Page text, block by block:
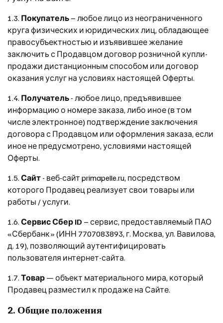
1.3. Покупатель – любое лицо из неограниченного
круга физических и юридических лиц, обладающее
правосубъектностью и изъявившее желание
заключить с Продавцом договор розничной купли-
продажи дистанционным способом или договор
оказания услуг на условиях настоящей Оферты.
1.4. Получатель - любое лицо, предъявившее
информацию о номере заказа, либо иное (в том
числе электронное) подтверждение заключения
договора с Продавцом или оформления заказа, если
иное не предусмотрено, условиями настоящей
Оферты.
1.5. Сайт - веб-сайт primapelle.ru, посредством
которого Продавец реализует свои товары или
работы / услуги.
1.6. Сервис Сбер ID – сервис, предоставляемый ПАО
«Сбербанк» (ИНН 7707083893, г. Москва, ул. Вавилова,
д. 19), позволяющий аутентифицировать
пользователя интернет-сайта.
1.7. Товар — объект материального мира, который
Продавец разместил к продаже на Сайте.
2. Общие положения